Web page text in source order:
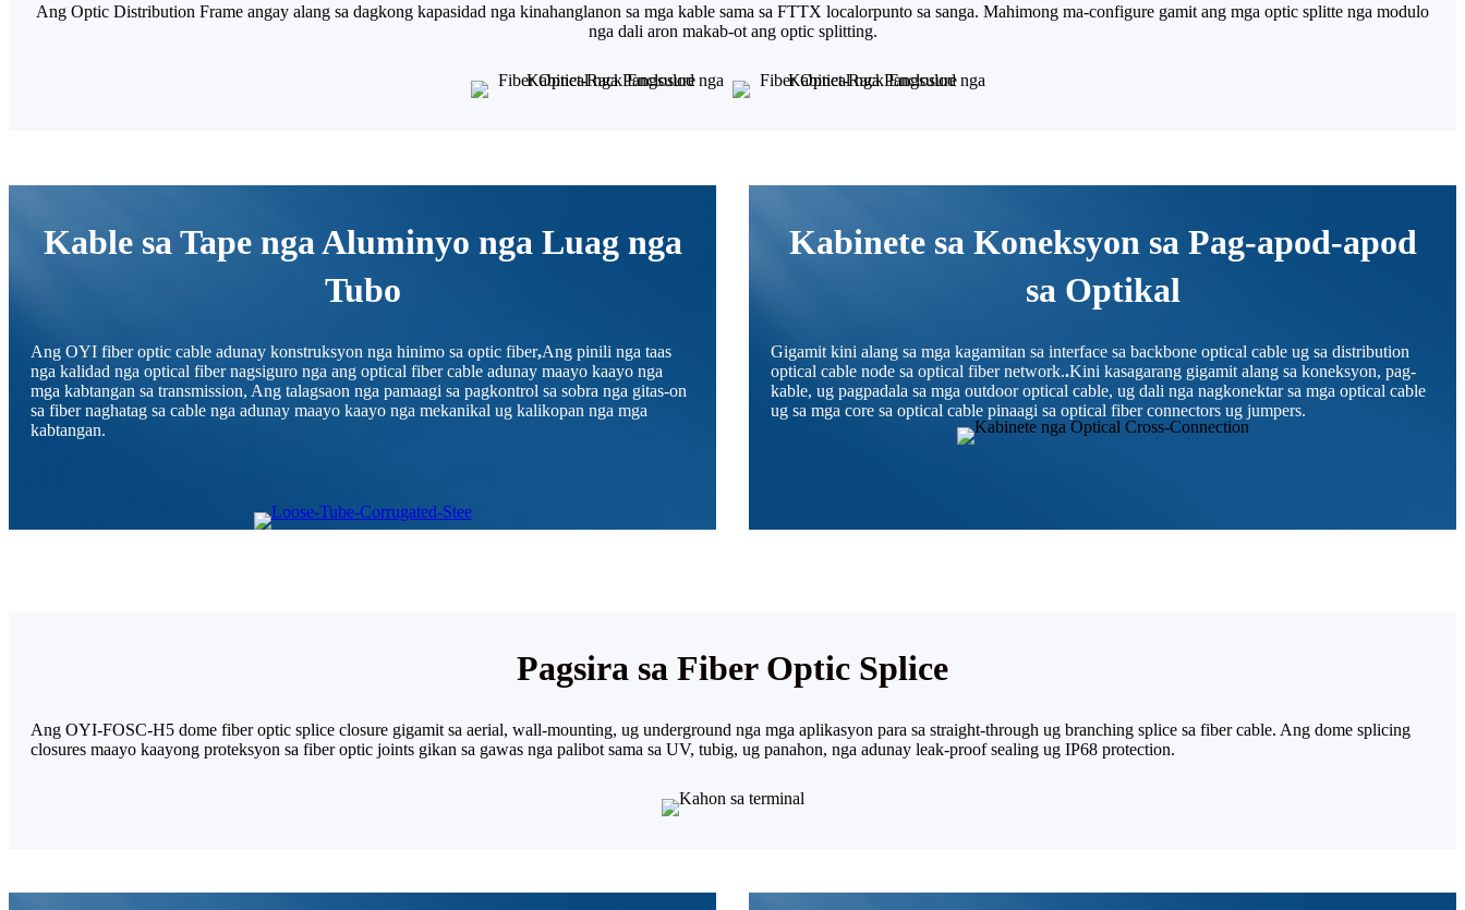
Ang Optic Distribution Frame angay alang sa dagkong kapasidad nga kinahanglanon sa mga kable sama sa FTTX localorpunto sa sanga. Mahimong ma-configure gamit ang mga optic splitte nga modulo
nga dali aron makab-ot ang optic splitting.
Kable sa Tape nga Aluminyo nga Luag nga
Tubo
Ang OYI fiber optic cable adunay konstruksyon nga hinimo sa optic fiber,Ang pinili nga taas
nga kalidad nga optical fiber nagsiguro nga ang optical fiber cable adunay maayo kaayo nga
mga kabtangan sa transmission, Ang talagsaon nga pamaagi sa pagkontrol sa sobra nga gitas-on
sa fiber naghatag sa cable nga adunay maayo kaayo nga mekanikal ug kalikopan nga mga
kabtangan.
Kabinete sa Koneksyon sa Pag-apod-apod
sa Optikal
Gigamit kini alang sa mga kagamitan sa interface sa backbone optical cable ug sa distribution
optical cable node sa optical fiber network..Kini kasagarang gigamit alang sa koneksyon, pag-
kable, ug pagpadala sa mga outdoor optical cable, ug dali nga nagkonektar sa mga optical cable
ug sa mga core sa optical cable pinaagi sa optical fiber connectors ug jumpers.
Pagsira sa Fiber Optic Splice
Ang OYI-FOSC-H5 dome fiber optic splice closure gigamit sa aerial, wall-mounting, ug underground nga mga aplikasyon para sa straight-through ug branching splice sa fiber cable. Ang dome splicing
closures maayo kaayong proteksyon sa fiber optic joints gikan sa gawas nga palibot sama sa UV, tubig, ug panahon, nga adunay leak-proof sealing ug IP68 protection.